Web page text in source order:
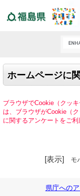
ホームページに
ブラウザでCookie（クッ
は、ブラウザがCookie（
に関するアンケートをご利
[表示] モ
県庁への